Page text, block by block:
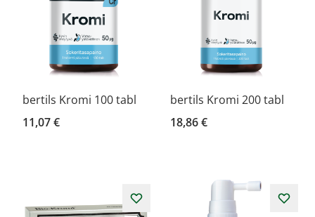
bertils Kromi 100 tabl
11,07 €
bertils Kromi 200 tabl
18,86 €